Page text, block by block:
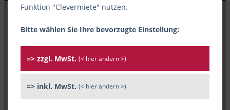
Funktion "Clevermiete" nutzen.
Bitte wählen Sie Ihre bevorzugte Einstellung:
=> zzgl. MwSt. (< hier ändern >)
=> inkl. MwSt. (< hier ändern >)